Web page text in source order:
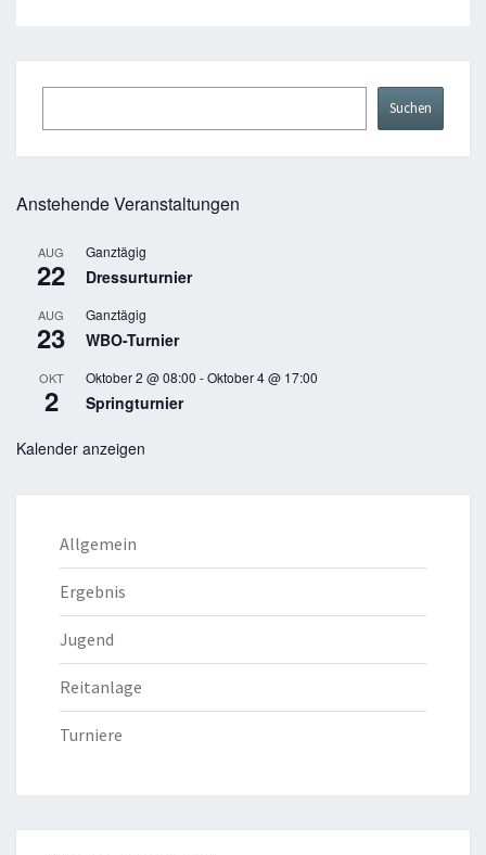
Suchen
Anstehende Veranstaltungen
AUG
22
Ganztägig
Dressurturnier
AUG
23
Ganztägig
WBO-Turnier
OKT
2
Oktober 2 @ 08:00 -Oktober 4 @ 17:00
Springturnier
Kalender anzeigen
Allgemein
Ergebnis
Jugend
Reitanlage
Turniere